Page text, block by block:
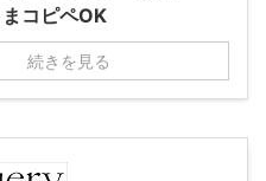
コピペOK
続きを見る